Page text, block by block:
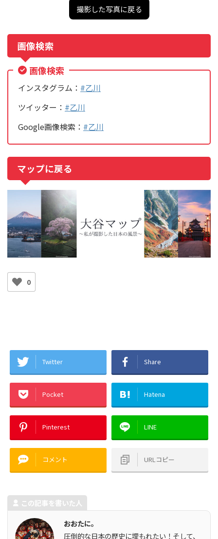
撮影した写真に戻る
画像検索
画像検索
インスタグラム： #乙川
ツイッター： #乙川
Google画像検索： #乙川
マップに戻る
0
Twitter Share
Pocket Hatena
Pinterest LINE
コメント URLコピー
この記事を書いた人
おおたに。
圧倒的な日本の歴史に埋もれたい！そして、